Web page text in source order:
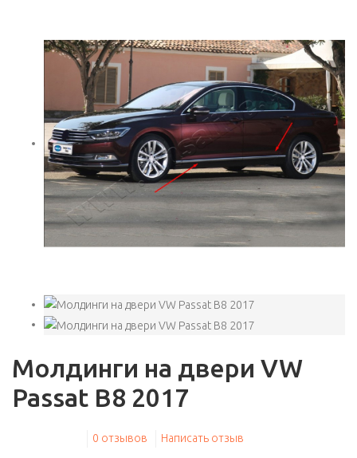
Молдинги на двери VW
Passat B8 2017
0 отзывов Написать отзыв